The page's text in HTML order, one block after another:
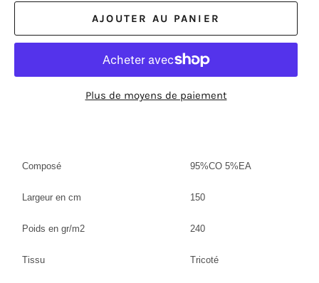
AJOUTER AU PANIER
Plus de moyens de paiement
Composé 95%CO 5%EA
Largeur en cm 150
Poids en gr/m2 240
Tissu Tricoté